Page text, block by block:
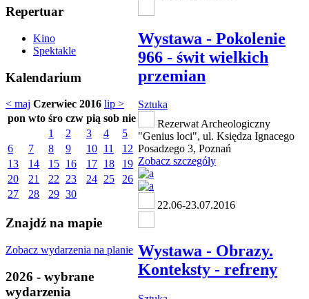
Repertuar
Kino
Spektakle
Kalendarium
< maj Czerwiec 2016 lip >
pon wto śro czw pią sob nie
1
2 3 4
5
6
7 8 9 10 11
12
13
14 15 16 17 18
19
20
21 22 23 24 25
26
27
28 29 30
Znajdź na mapie
Zobacz wydarzenia na planie
2026 - wybrane
wydarzenia
Wystawa - Pokolenie
966 - świt wielkich
przemian
Sztuka
Rezerwat Archeologiczny
"Genius loci", ul. Księdza Ignacego
Posadzego 3, Poznań
Zobacz szczegóły
22.06-23.07.2016
Wystawa - Obrazy.
Konteksty - refreny